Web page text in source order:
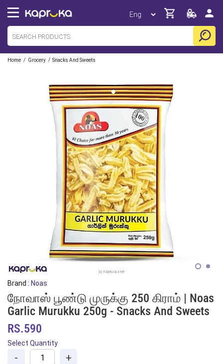
Home / Grocery / Snacks And Sweets
Brand : Noas
நோவாஸ் பூண்டு முருக்கு 250 கிராம் | Noas
Garlic Murukku 250g - Snacks And Sweets
RS.590
Select Quantity
- +